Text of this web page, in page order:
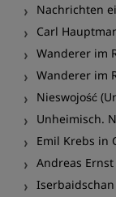
Nachrichten
Carl
Wanderer im
Wanderer im
Nieswojość
Unheimisch.
Emil Krebs in
Andreas Ernst
Iserbaidschan